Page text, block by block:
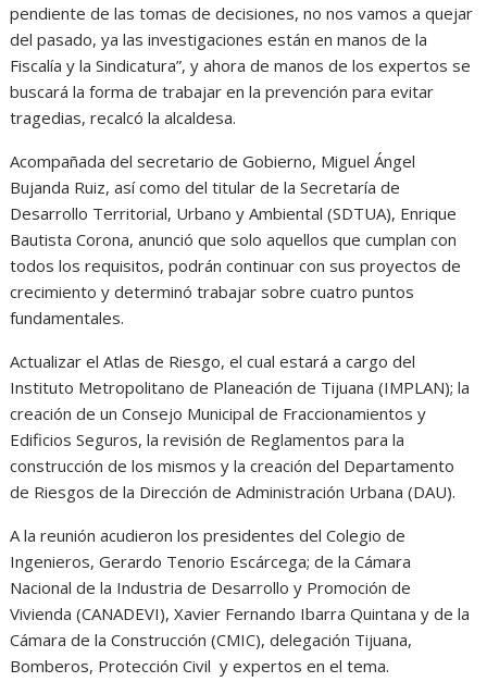
pendiente de las tomas de decisiones, no nos vamos a quejar
del pasado, ya las investigaciones están en manos de la
Fiscalía y la Sindicatura”, y ahora de manos de los expertos se
buscará la forma de trabajar en la prevención para evitar
tragedias, recalcó la alcaldesa.
Acompañada del secretario de Gobierno, Miguel Ángel
Bujanda Ruiz, así como del titular de la Secretaría de
Desarrollo Territorial, Urbano y Ambiental (SDTUA), Enrique
Bautista Corona, anunció que solo aquellos que cumplan con
todos los requisitos, podrán continuar con sus proyectos de
crecimiento y determinó trabajar sobre cuatro puntos
fundamentales.
Actualizar el Atlas de Riesgo, el cual estará a cargo del
Instituto Metropolitano de Planeación de Tijuana (IMPLAN); la
creación de un Consejo Municipal de Fraccionamientos y
Edificios Seguros, la revisión de Reglamentos para la
construcción de los mismos y la creación del Departamento
de Riesgos de la Dirección de Administración Urbana (DAU).
A la reunión acudieron los presidentes del Colegio de
Ingenieros, Gerardo Tenorio Escárcega; de la Cámara
Nacional de la Industria de Desarrollo y Promoción de
Vivienda (CANADEVI), Xavier Fernando Ibarra Quintana y de la
Cámara de la Construcción (CMIC), delegación Tijuana,
Bomberos, Protección Civil y expertos en el tema.